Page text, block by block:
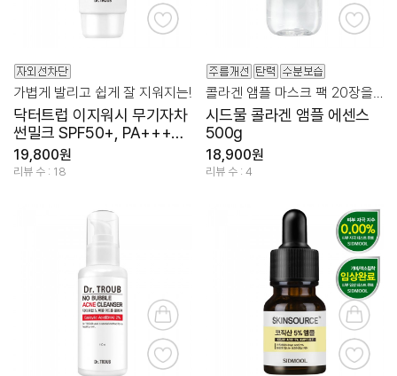
가볍게 발리고 쉽게 잘 지워지는!
닥터트럽 이지워시 무기자차
썬밀크 SPF50+, PA++++
80ml
19,800원
리뷰 수 : 18
시드물 콜라겐 앰플 에센스
500g
18,900원
리뷰 수 : 4